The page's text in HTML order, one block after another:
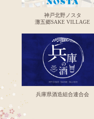
神戸北野ノスタ
灘五郷SAKE VILLAGE
兵庫県酒造組合連合会